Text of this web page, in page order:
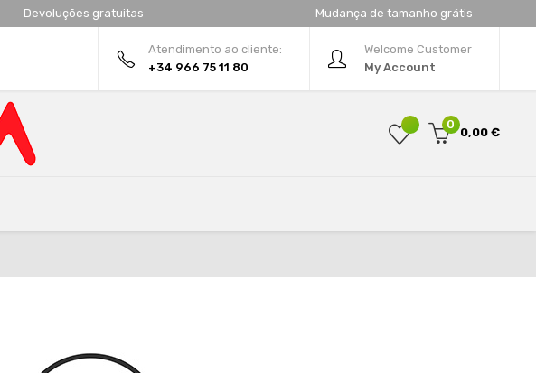
Devoluções gratuitas Mudança de tamanho grátis
Welcome Customer
My Account
Atendimento ao cliente:
+34 966 75 11 80
0
0,00 €